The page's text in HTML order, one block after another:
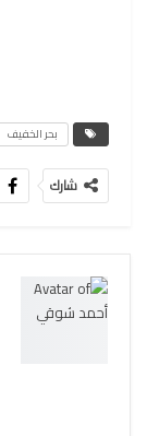
بحر الخفيف
شارك